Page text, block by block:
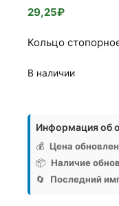
29,25₽
Кольцо
В наличии
товара
Кольцо
стопорное
DIN
471
А52,
Информация об
💰 Цена
📦 Наличие
🔄
Последний